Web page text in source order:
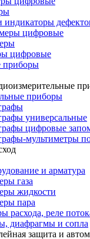
индикаторы
цифровые
цифровые
приборы
универсальные
цифровые
мультиметры
и арматура
газа
жидкости
пара
расхода, реле
диафрагмы и сопла